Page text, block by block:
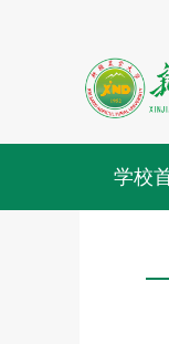
学校